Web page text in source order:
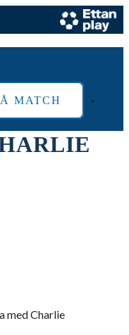
MATCH
med Charlie